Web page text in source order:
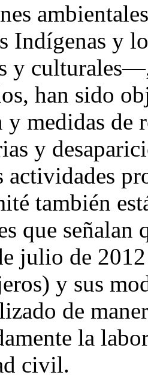
Indígenas y
y
han sido
y medidas de
y
actividades
también
que señalan
julio de
y sus
de
la
civil.